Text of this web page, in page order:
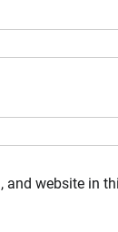
and website in